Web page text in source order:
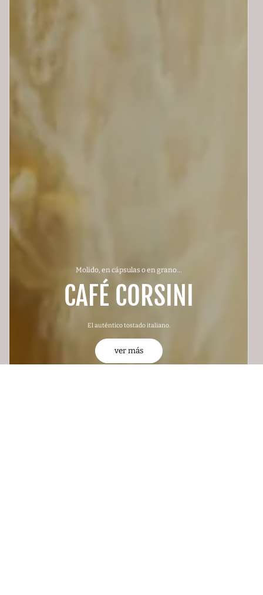
Molido, en cápsulas o en grano...
CAFÉ CORSINI
El auténtico tostado italiano.
ver más